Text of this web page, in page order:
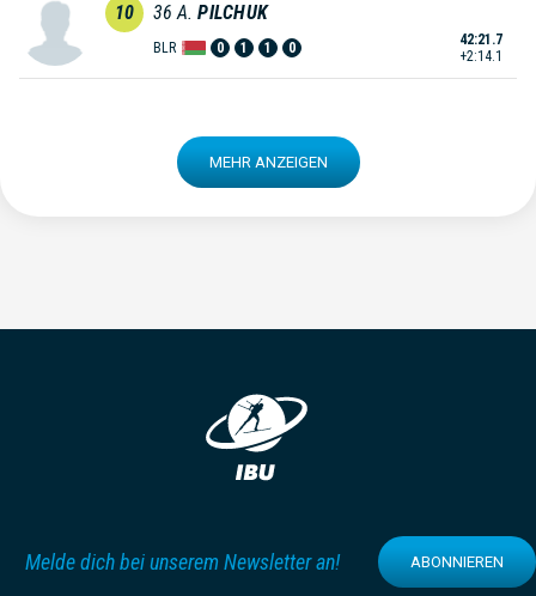
10 36 A. PILCHUK
BLR 0 1 1 0
42:21.7
+2:14.1
MEHR ANZEIGEN
Melde dich bei unserem Newsletter an! ABONNIEREN